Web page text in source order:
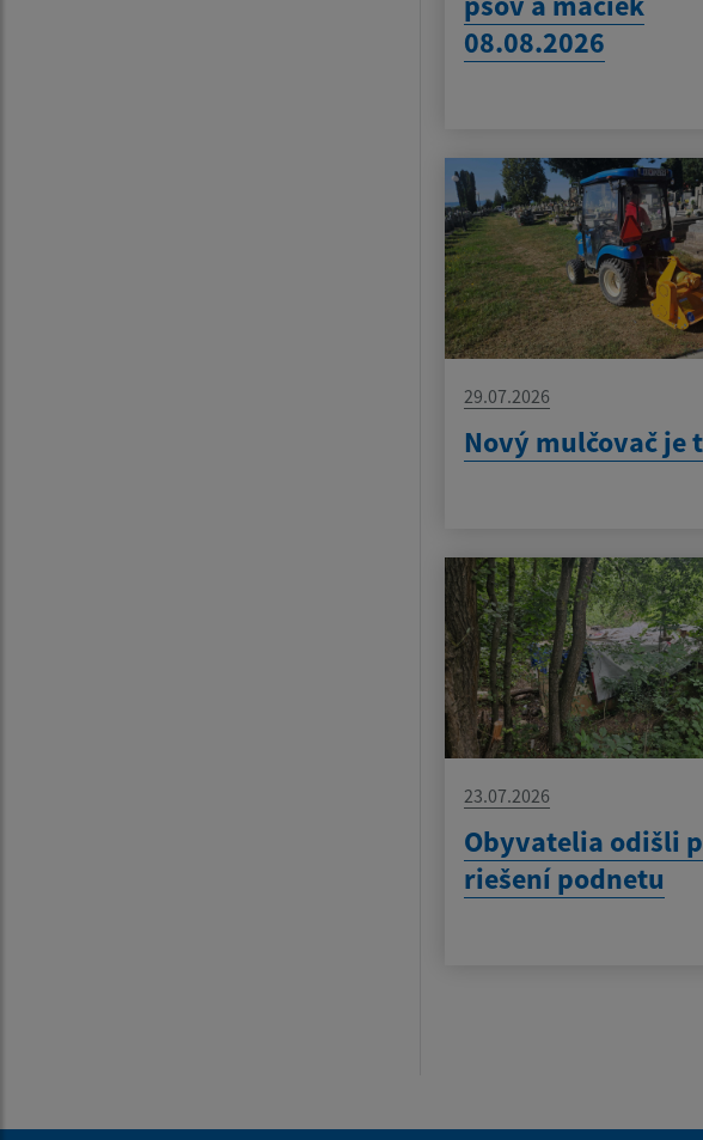
08.08.2026
29.07.2026
Nový mulčovač je
23.07.2026
Obyvatelia odišli
riešení podnetu